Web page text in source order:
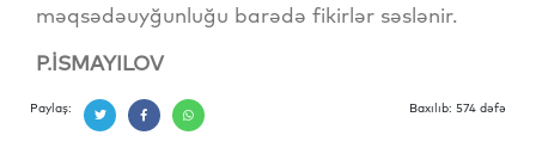
məqsədəuyğunluğu barədə fikirlər səslənir.
P.İSMAYILOV
Paylaş: Baxılıb: 574 dəfə